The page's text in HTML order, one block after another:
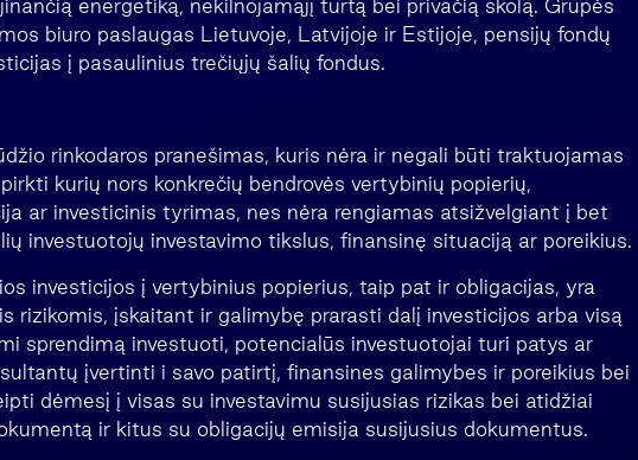
energetiką, nekilnojamąjį turtą bei privačią skolą. Grupės
biuro paslaugas Lietuvoje, Latvijoje ir Estijoje, pensijų fondų
į pasaulinius trečiųjų šalių fondus.
rinkodaros pranešimas, kuris nėra ir negali būti traktuojamas
kurių nors konkrečių bendrovės vertybinių popierių,
ar investicinis tyrimas, nes nėra rengiamas atsižvelgiant į bet
investuotojų investavimo tikslus, finansinę situaciją ar poreikius.
investicijos į vertybinius popierius, taip pat ir obligacijas, yra
rizikomis, įskaitant ir galimybę prarasti dalį investicijos arba visą
sprendimą investuoti, potencialūs investuotojai turi patys ar
įvertinti i savo patirtį, finansines galimybes ir poreikius bei
dėmesį į visas su investavimu susijusias rizikas bei atidžiai
ir kitus su obligacijų emisija susijusius dokumentus.